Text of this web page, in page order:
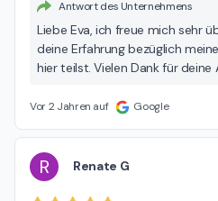
Antwort des Unternehmens
Liebe Eva, ich freue mich sehr
deine Erfahrung bezüglich
hier teilst. Vielen Dank für deine
gewonnene Lebensqualität.
Vor 2 Jahren auf Google
R Renate G